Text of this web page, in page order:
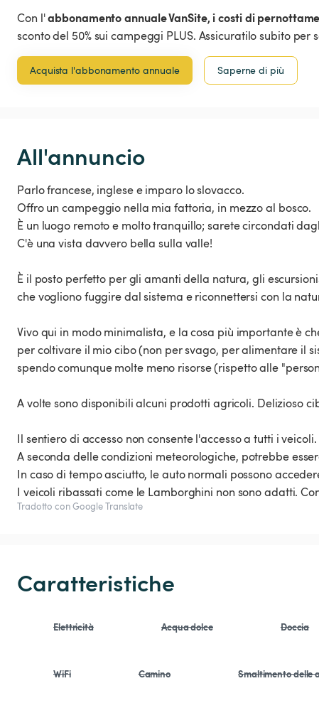
Con l'abbonamento annuale VanSite, i costi di
sconto del 50% sui campeggi PLUS. Assicuratilo subito
Acquista l'abbonamento annuale Saperne di più
All'annuncio
Parlo francese, inglese e imparo lo slovacco.
Offro un campeggio nella mia fattoria, in mezzo al bosco.
È un luogo remoto e molto tranquillo; sarete circondati
C'è una vista davvero bella sulla valle!
È il posto perfetto per gli amanti della natura, gli
che vogliono fuggire dal sistema e riconnettersi con la
Vivo qui in modo minimalista, e la cosa più importante è
per coltivare il mio cibo (non per svago, per alimentare il
spendo comunque molte meno risorse (rispetto alle
A volte sono disponibili alcuni prodotti agricoli. Delizioso
Il sentiero di accesso non consente l'accesso a tutti i veicoli.
A seconda delle condizioni meteorologiche, potrebbe
In caso di tempo asciutto, le auto normali possono
I veicoli ribassati come le Lamborghini non sono adatti.
Tradotto con Google Translate
Caratteristiche
Elettricità Acqua dolce Doccia
WiFi Camino Smaltimento delle